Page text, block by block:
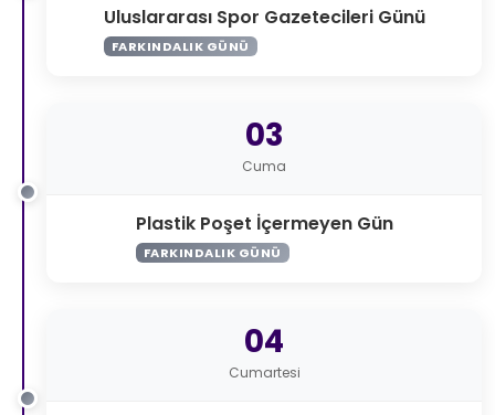
Uluslararası Spor Gazetecileri Günü
FARKINDALIK GÜNÜ
03
Cuma
Plastik Poşet İçermeyen Gün
FARKINDALIK GÜNÜ
04
Cumartesi